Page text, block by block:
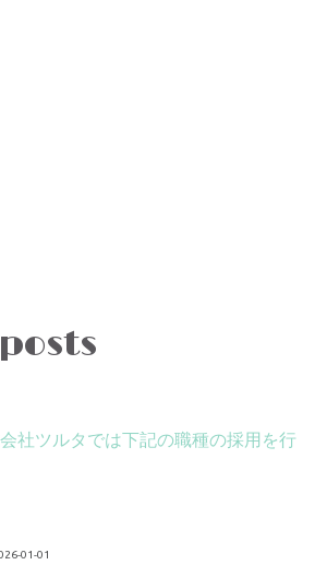
会社ツルタでは下記の職種の採用を行
01-01